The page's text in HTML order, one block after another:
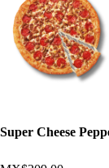
Super Cheese